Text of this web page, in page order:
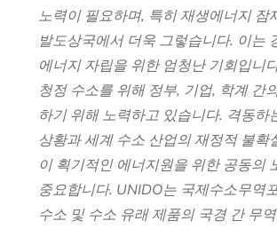
노력이 필요하며, 특히 재생에너지 잠
발도상국에서 더욱 그렇습니다. 이는
에너지 자립을 위한 엄청난 기회입니
청정 수소를 위해 정부, 기업, 학계 간
하기 위해 노력하고 있습니다. 격동하
상황과 세계 수소 산업의 재정적 불확
이 획기적인 에너지원을 위한 공동의
중요합니다. UNIDO는 국제수소무역
수소 및 수소 유래 제품의 국경 간 무